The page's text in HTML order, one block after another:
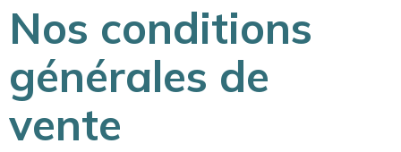
Nos conditions
générales de
vente